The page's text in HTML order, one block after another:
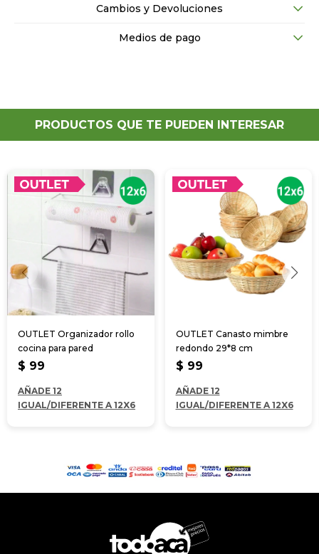
Cambios y Devoluciones
Medios de pago
PRODUCTOS QUE TE PUEDEN INTERESAR
OUTLET Organizador rollo
cocina para pared
$ 99
AÑADE 12
IGUAL/DIFERENTE A 12X6
OUTLET Canasto mimbre
redondo 29*8 cm
$ 99
AÑADE 12
IGUAL/DIFERENTE A 12X6